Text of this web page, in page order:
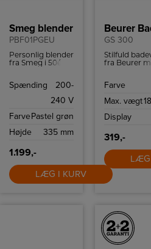
Smeg blender
PBF01PGEU
Personlig blender
fra Smeg i 50ér
to hastigheder.
Spænding
200-
240 V
FarvePastel grøn
Højde
335 mm
1.199,-
LÆG I KURV
GS 300
Stilfuld
fra Beurer
Farve
Max. vægt
Display
319,-
LÆG